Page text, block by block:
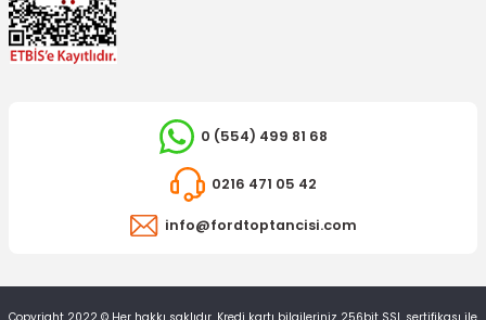
0 (554) 499 81 68
0216 471 05 42
info@fordtoptancisi.com
Copyright 2022 © Her hakkı saklıdır. Kredi kartı bilgileriniz 256bit SSL sertifikası ile